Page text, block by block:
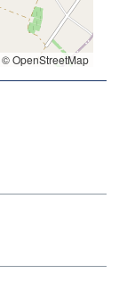
© OpenStreetMap